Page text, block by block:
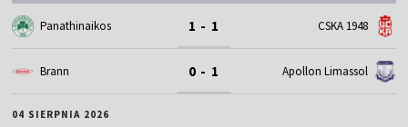
Panathinaikos 1 - 1 CSKA 1948
Brann 0 - 1 Apollon Limassol
04 SIERPNIA 2026